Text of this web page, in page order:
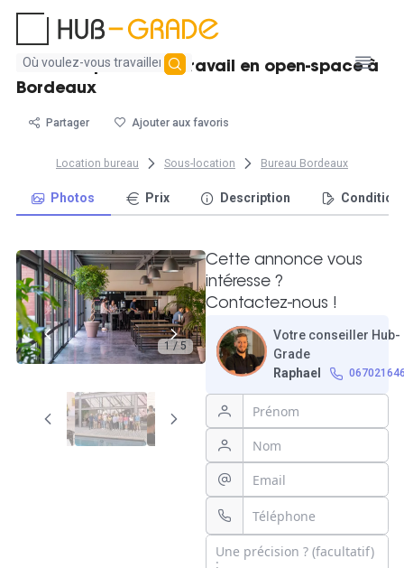
Aucun
résultat
Location postes de travail en open-space à
Bordeaux
Partager Ajouter aux favoris
Location bureau Sous-location Bureau Bordeaux
Photos Prix Description
1 / 5
Cette annonce vous
intéresse ?
Contactez-nous !
Votre conseiller Hub-
Grade
Raphael